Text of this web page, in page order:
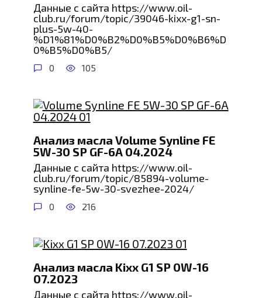
Данные с сайта https://www.oil-
club.ru/forum/topic/39046-kixx-g1-sn-
plus-5w-40-
%D1%81%D0%B2%D0%B5%D0%B6%D
0%B5%D0%B5/
0 105
Анализ масла Volume Synline FE
5W-30 SP GF-6A 04.2024
Данные с сайта https://www.oil-
club.ru/forum/topic/85894-volume-
synline-fe-5w-30-svezhee-2024/
0 216
Анализ масла Kixx G1 SP 0W-16
07.2023
Данные с сайта https://www.oil-